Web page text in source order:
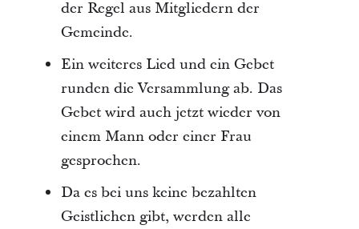
der Regel aus Mitgliedern der
Gemeinde.
Ein weiteres Lied und ein Gebet
runden die Versammlung ab. Das
Gebet wird auch jetzt wieder von
einem Mann oder einer Frau
gesprochen.
Da es bei uns keine bezahlten
Geistlichen gibt, werden alle